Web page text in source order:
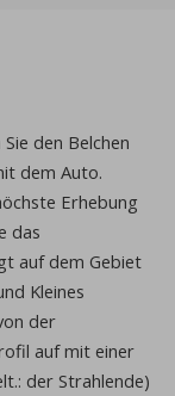
den Belchen
dem Auto.
Erhebung
das
auf dem Gebiet
Kleines
der
auf mit einer
der Strahlende)